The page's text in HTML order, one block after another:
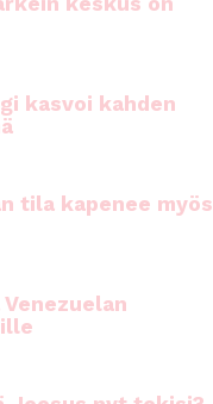
kasvoi kahden
tila kapenee myös